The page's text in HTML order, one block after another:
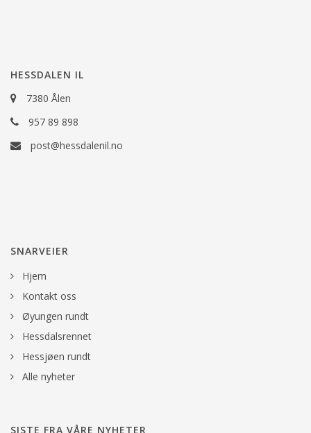
HESSDALEN IL
7380 Ålen
957 89 898
post@hessdalenil.no
SNARVEIER
Hjem
Kontakt oss
Øyungen rundt
Hessdalsrennet
Hessjøen rundt
Alle nyheter
SISTE FRA VÅRE NYHETER